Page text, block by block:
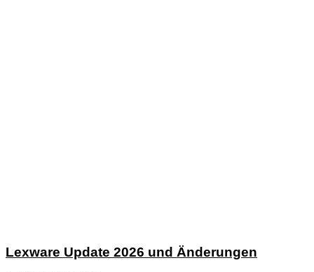
Lexware Update 2026 und Änderungen